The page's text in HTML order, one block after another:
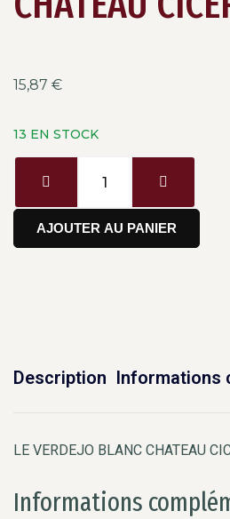
15,87 €
13 EN STOCK
AJOUTER AU PANIER
Description Informations
LE VERDEJO BLANC CHATEAU
Informations